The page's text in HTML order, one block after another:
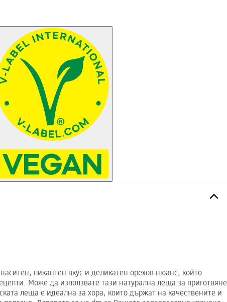
пикантен вкус и деликатен орехов нюанс, който
Може да използвате тази натурална леща за приготвяне
леща е идеална за хора, които държат на качествените и